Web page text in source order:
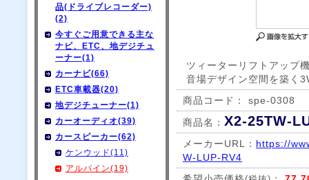
品(ドライブレコーダー)
(2)
今すぐご用意できる主な
ナビ、ETC、地デジチュ
ーナー(1)
カーナビ(66)
ETC車載器(20)
地デジチューナー(1)
カーオーディオ(39)
カースピーカー(62)
ケンウッド(11)
アルパイン(19)
ツィーターリフトアップ
音場デザイン空間を築く
商品コード： spe-0308
商品名： X2-25TW-
メーカーURL： https://
W-LUP-RV4